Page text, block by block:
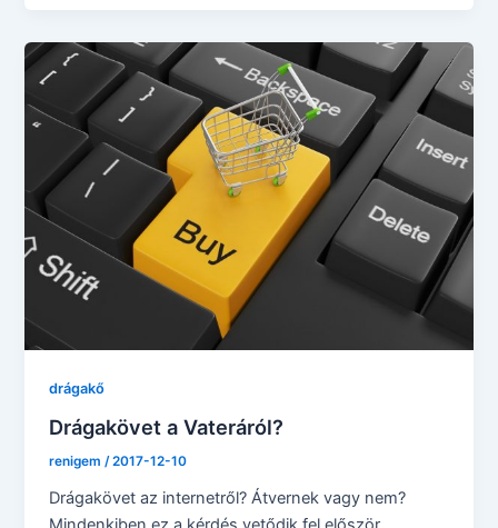
drágakő
Drágakövet a Vateráról?
renigem/2017-12-10
Drágakövet az internetről? Átvernek vagy nem?